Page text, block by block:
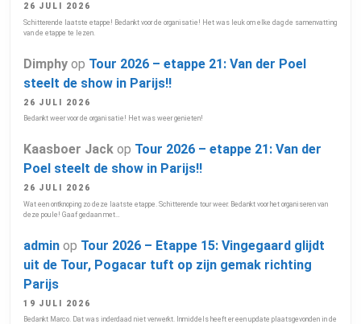
26 JULI 2026
Schitterende laatste etappe! Bedankt voor de organisatie! Het was leuk om elke dag de samenvatting
van de etappe te lezen.
Dimphy op Tour 2026 – etappe 21: Van der Poel
steelt de show in Parijs!!
26 JULI 2026
Bedankt weer voor de organisatie! Het was weer genieten!
Kaasboer Jack op Tour 2026 – etappe 21: Van der
Poel steelt de show in Parijs!!
26 JULI 2026
Wat een ontknoping zo deze laatste etappe. Schitterende tour weer. Bedankt voor het organiseren van
deze poule! Gaaf gedaan met…
admin op Tour 2026 – Etappe 15: Vingegaard glijdt
uit de Tour, Pogacar tuft op zijn gemak richting
Parijs
19 JULI 2026
Bedankt Marco. Dat was inderdaad niet verwerkt. Inmiddels heeft er een update plaatsgevonden in de